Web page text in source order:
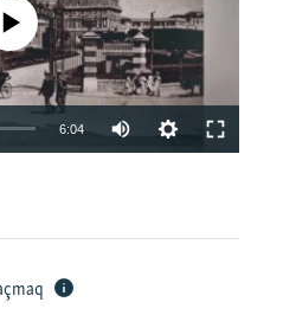
currently available
6:04